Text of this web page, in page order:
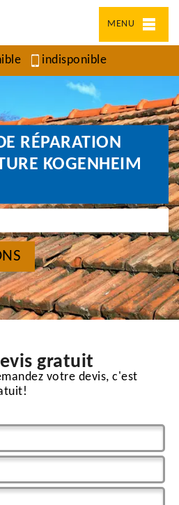
MENU
indisponible
RÉPARATION
KOGENHEIM
gratuit
votre devis, c'est